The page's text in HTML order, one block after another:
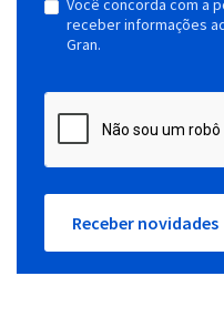
Você concorda com a
receber informações
Gran.
Receber novidades